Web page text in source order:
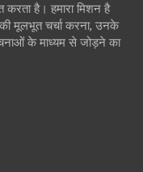
करता है। हमारा मिशन है
मूलभूत चर्चा करना, उनके
के माध्यम से जोड़ने का